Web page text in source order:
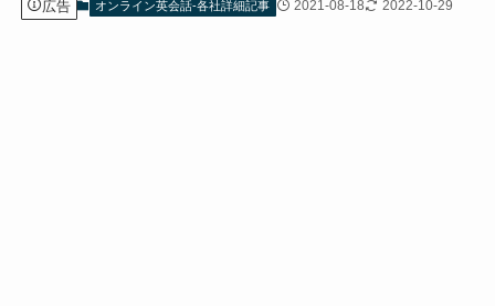
広告 オンライン英会話-各社詳細記事 2021-08-18 2022-10-29